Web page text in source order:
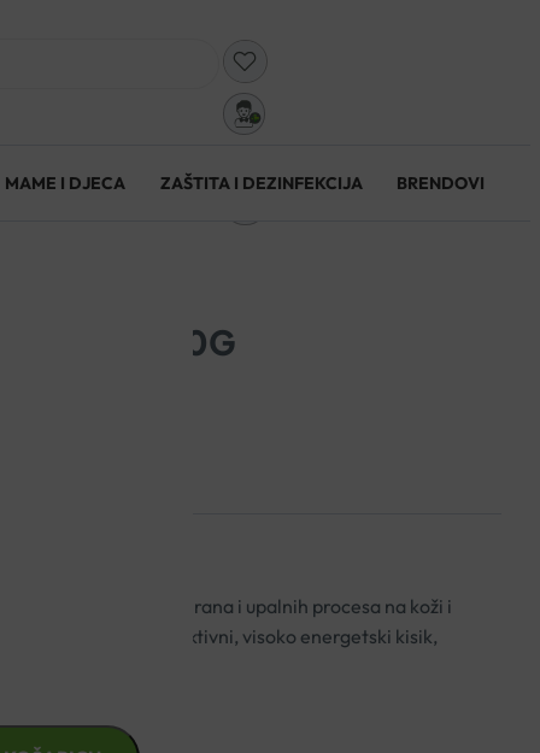
MAME I DJECA ZAŠTITA I DEZINFEKCIJA BRENDOVI
ZA RANE 20G
ubrzava zacjeljivanje rana i upalnih procesa na koži i
i genitalije. Sadrži aktivni, visoko energetski kisik,